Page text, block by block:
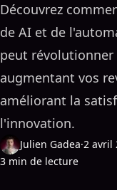
Découvrez
de AI et de
peut révolutionner
augmentant vos
améliorant la
l'innovation.
Julien Gadea·2 avril
3 min de lecture